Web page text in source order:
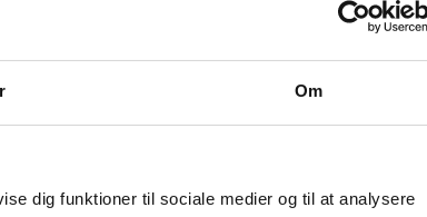
Om
dig funktioner til sociale medier og til at analysere
-
26.807 16.525 10.181